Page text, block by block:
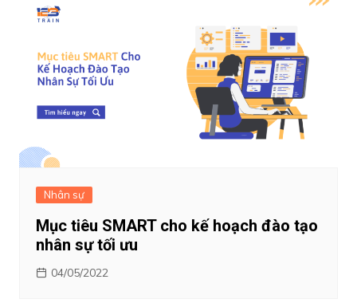
Nhân sự
Mục tiêu SMART cho kế hoạch đào tạo
nhân sự tối ưu
04/05/2022